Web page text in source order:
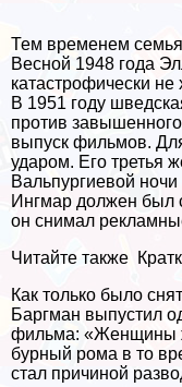
Тем временем
Весной 1948 года
катастрофически не
В 1951 году
против
выпуск фильмов.
ударом. Его третья
Вальпургиевой
Ингмар должен был
он снимал
Читайте также
Как только было
Баргман выпустил
фильма: «Женщины
бурный рома в то
стал причиной